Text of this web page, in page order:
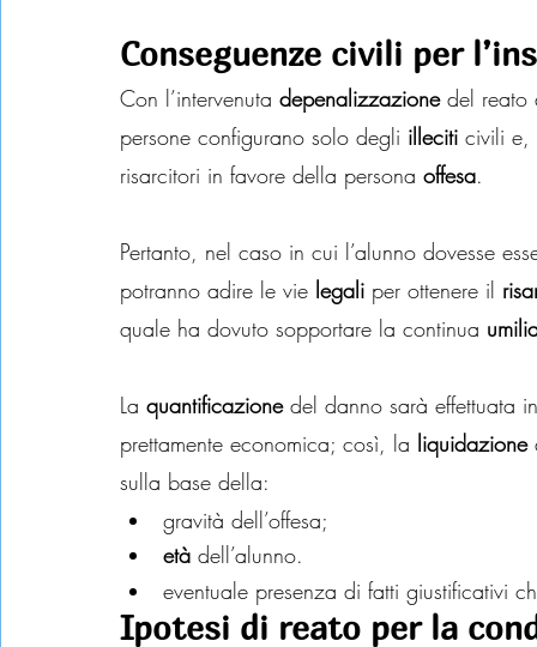
Conseguenze civili per
Con l’intervenuta depenalizzazione del reato
persone configurano solo degli illeciti civili e,
risarcitori in favore della persona offesa.
Pertanto, nel caso in cui l’alunno dovesse
potranno adire le vie legali per ottenere il
quale ha dovuto sopportare la continua
La quantificazione del danno sarà effettuata
prettamente economica; così, la liquidazione
sulla base della:
gravità dell’offesa;
età dell’alunno.
eventuale presenza di fatti giustificativi
Ipotesi di reato per la